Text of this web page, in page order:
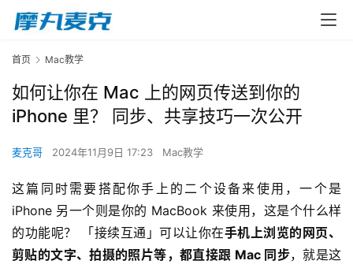
首页 Mac教学
如何让你在 Mac 上的网页传送到你的
iPhone 里？ 同步、共享技巧一次公开
麦克哥 2024年11月9日 17:23 Mac教学
这篇同时需要搭配你手上的二个设备来使用，一个是
iPhone 另一个则是你的 MacBook 来使用，这是个什么样
的功能呢？ 「接续互通」可以让你在手机上浏览的网页、
剪贴的文字、拍摄的照片等，都直接跟 Mac 同步，就是这